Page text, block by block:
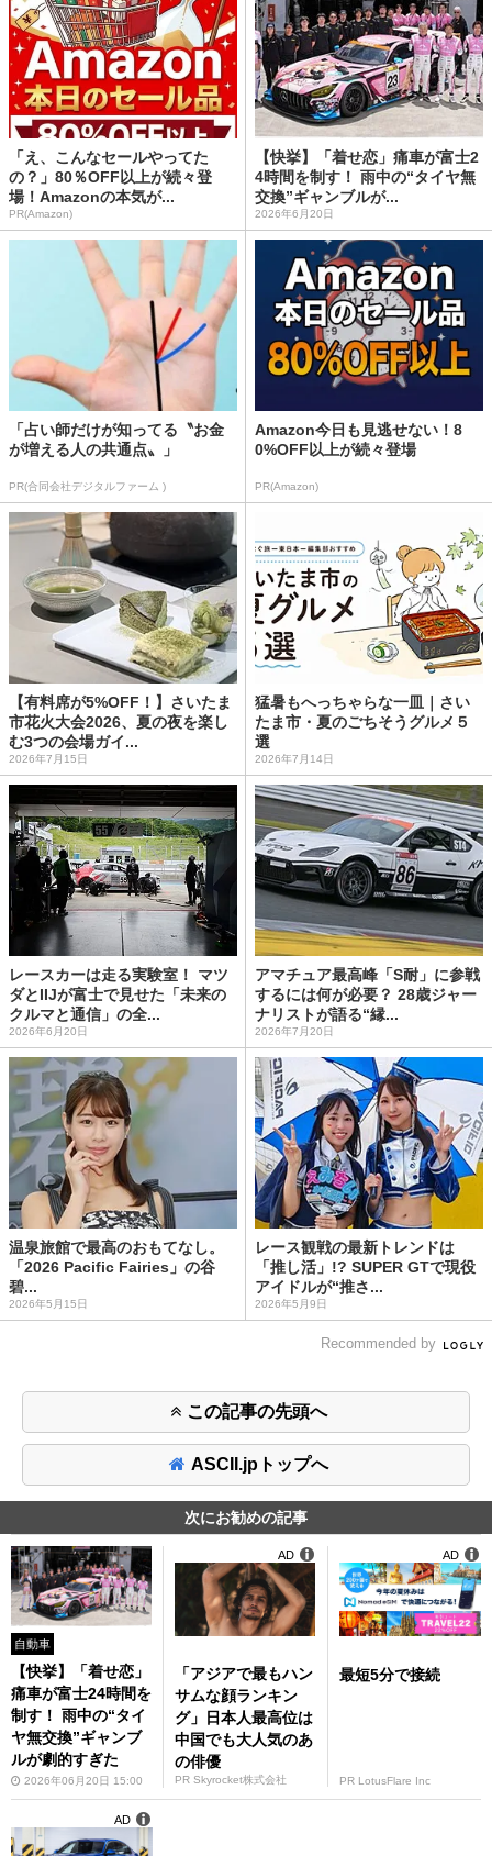
「え、こんなセールやってた
の？」80％OFF以上が続々登
場！Amazonの本気が...
PR(Amazon)
【快挙】「着せ恋」痛車が富士2
4時間を制す！ 雨中の“タイヤ無
交換”ギャンブルが...
2026年6月20日
「占い師だけが知ってる〝お金
が増える人の共通点〟」
PR(合同会社デジタルファーム )
Amazon今日も見逃せない！8
0%OFF以上が続々登場
PR(Amazon)
【有料席が5%OFF！】さいたま
市花火大会2026、夏の夜を楽し
む3つの会場ガイ...
2026年7月15日
猛暑もへっちゃらな一皿｜さい
たま市・夏のごちそうグルメ５
選
2026年7月14日
レースカーは走る実験室！ マツ
ダとIIJが富士で見せた「未来の
クルマと通信」の全...
2026年6月20日
アマチュア最高峰「S耐」に参戦
するには何が必要？ 28歳ジャー
ナリストが語る“縁...
2026年7月20日
温泉旅館で最高のおもてなし。
「2026 Pacific Fairies」の谷
碧...
2026年5月15日
レース観戦の最新トレンドは
「推し活」!? SUPER GTで現役
アイドルが“推さ...
2026年5月9日
Recommended by
この記事の先頭へ
ASCII.jpトップへ
次にお勧めの記事
自動車
【快挙】「着せ恋」
痛車が富士24時間を
制す！ 雨中の“タイ
ヤ無交換”ギャンブ
ルが劇的すぎた
2026年06月20日 15:00
「アジアで最もハン
サムな顔ランキン
グ」日本人最高位は
中国でも大人気のあ
の俳優
PR Skyrocket株式会社
AD
最短5分で接続
PR LotusFlare Inc
AD
AD